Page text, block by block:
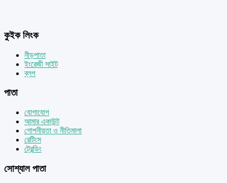
কুইক লিংক
নীড়পাতা
ইংরেজী সাইট
ব্লগ
পাতা
যোগাযোগ
আমার একাউন্ট
গোপনীয়তা ও নীতিমালা
রেটিংস
ট্রেন্ডিং
সোশ্যাল পাতা